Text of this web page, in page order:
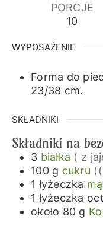
PORCJE
10
WYPOSAŻENIE
Forma do
23/38 cm.
SKŁADNIKI
Składniki na
3 białka ( z
100 g cukru
1 łyżeczka
1 łyżeczka
około 80 g